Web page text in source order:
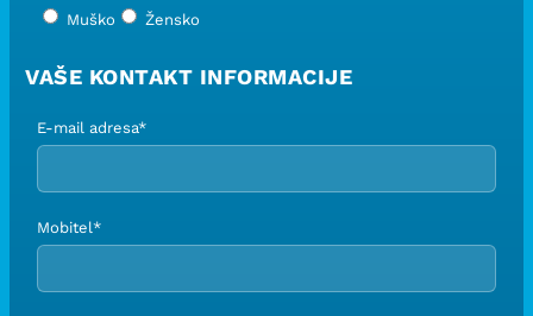
Muško
Žensko
VAŠE KONTAKT INFORMACIJE
E-mail adresa*
Mobitel*